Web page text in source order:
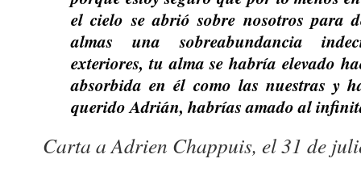
el cielo se abrió sobre nosotros para
almas una sobreabundancia
exteriores, tu alma se habría elevado
absorbida en él como las nuestras y
querido Adrián, habrías amado al
Carta a Adrien Chappuis, el 31 de